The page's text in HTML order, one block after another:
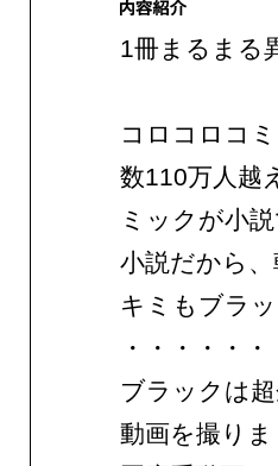
1冊まるまる
コロコロコ
数110万人越
ミックが小
小説だから、
キミもブラ
・・・・・
ブラックは
動画を撮りま